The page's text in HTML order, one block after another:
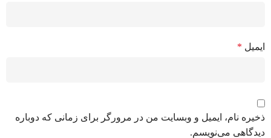
ایمیل *
ذخیره نام، ایمیل و وبسایت من در مرورگر برای زمانی که دوباره
دیدگاهی می‌نویسم.